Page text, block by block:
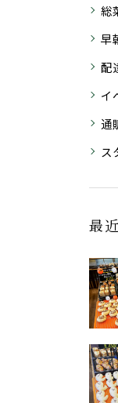
総
早
配
イ
通
ス
最